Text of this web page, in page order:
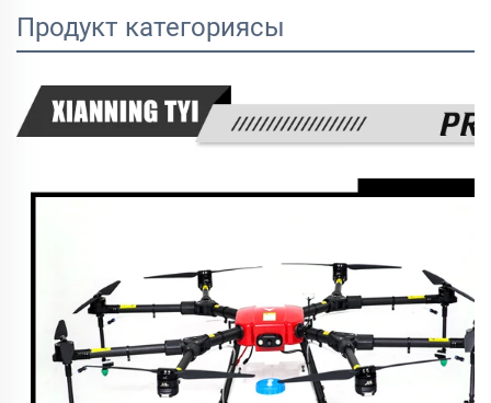
Продукт категориясы